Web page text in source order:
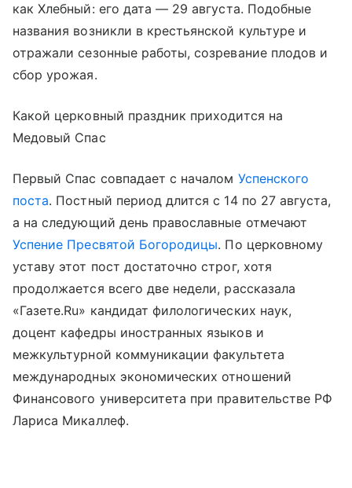
как Хлебный: его дата — 29 августа. Подобные
названия возникли в крестьянской культуре и
отражали сезонные работы, созревание плодов и
сбор урожая.
Какой церковный праздник приходится на
Медовый Спас
Первый Спас совпадает с началом Успенского
поста. Постный период длится с 14 по 27 августа,
а на следующий день православные отмечают
Успение Пресвятой Богородицы. По церковному
уставу этот пост достаточно строг, хотя
продолжается всего две недели, рассказала
«Газете.Ru» кандидат филологических наук,
доцент кафедры иностранных языков и
межкультурной коммуникации факультета
международных экономических отношений
Финансового университета при правительстве РФ
Лариса Микаллеф.